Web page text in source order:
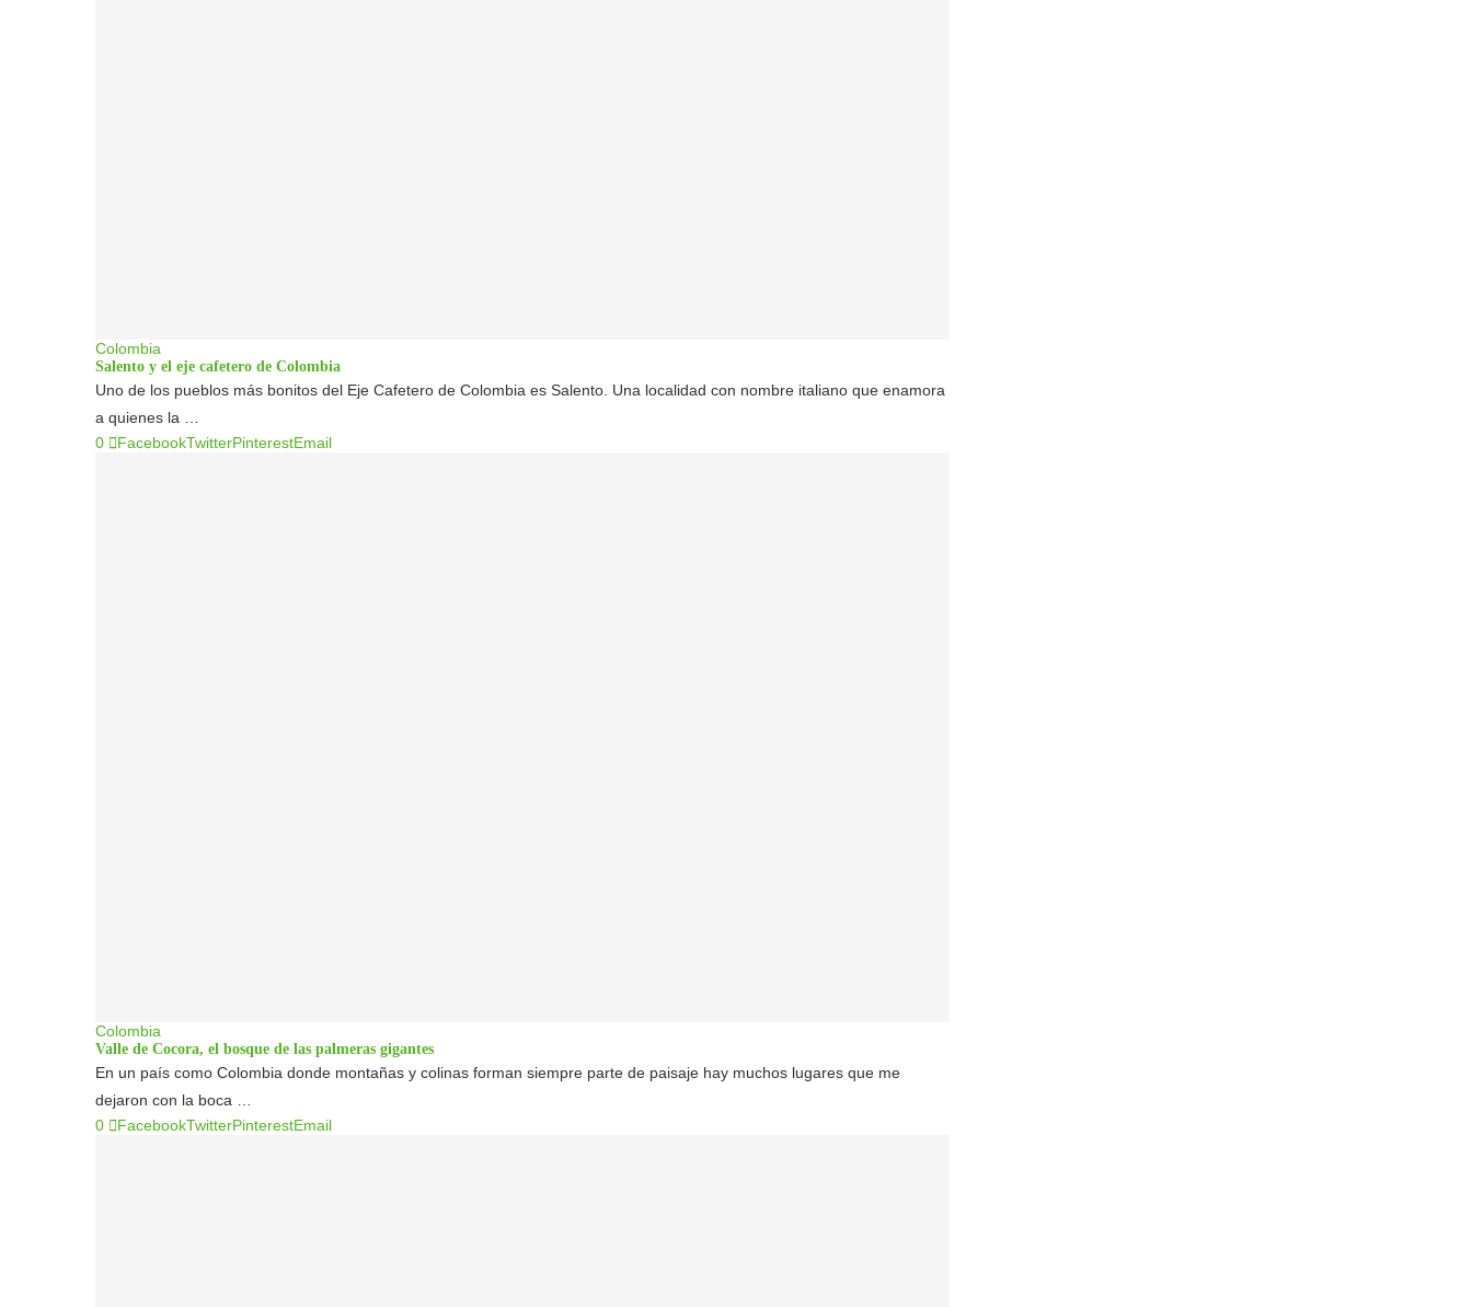
Colombia
Salento y el eje cafetero de Colombia
Uno de los pueblos más bonitos del Eje Cafetero de Colombia es Salento. Una localidad con nombre italiano que enamora
a quienes la …
0
FacebookTwitterPinterestEmail
Colombia
Valle de Cocora, el bosque de las palmeras gigantes
En un país como Colombia donde montañas y colinas forman siempre parte de paisaje hay muchos lugares que me
dejaron con la boca …
0
FacebookTwitterPinterestEmail